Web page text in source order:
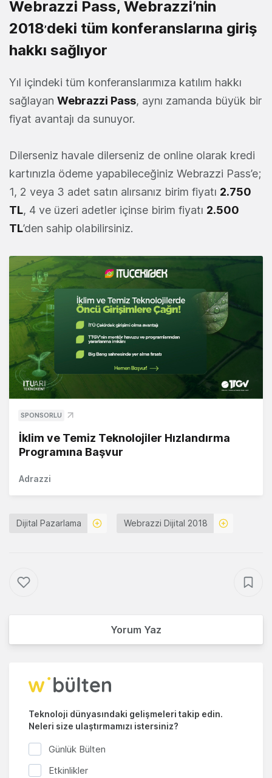
Webrazzi Pass, Webrazzi’nin
2018’deki tüm konferanslarına giriş
hakkı sağlıyor
Yıl içindeki tüm konferanslarımıza katılım hakkı
sağlayan Webrazzi Pass, aynı zamanda büyük bir
fiyat avantajı da sunuyor.
Dilerseniz havale dilerseniz de online olarak kredi
kartınızla ödeme yapabileceğiniz Webrazzi Pass’e;
1, 2 veya 3 adet satın alırsanız birim fiyatı 2.750
TL, 4 ve üzeri adetler içinse birim fiyatı 2.500
TL’den sahip olabilirsiniz.
SPONSORLU
İklim ve Temiz Teknolojiler Hızlandırma
Programına Başvur
Adrazzi
Dijital Pazarlama Webrazzi Dijital 2018
Yorum Yaz
Teknoloji dünyasındaki gelişmeleri takip edin.
Neleri size ulaştırmamızı istersiniz?
Günlük Bülten
Etkinlikler